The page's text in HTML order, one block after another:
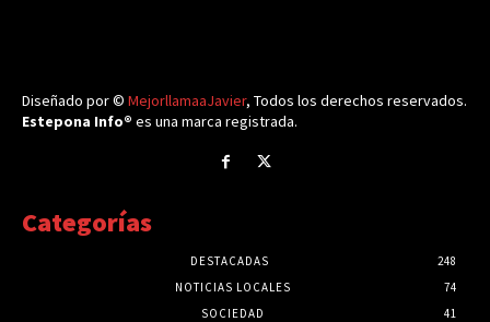
Diseñado por © MejorllamaaJavier, Todos los derechos reservados.
Estepona Info® es una marca registrada.
Categorías
DESTACADAS
248
NOTICIAS LOCALES
74
SOCIEDAD
41